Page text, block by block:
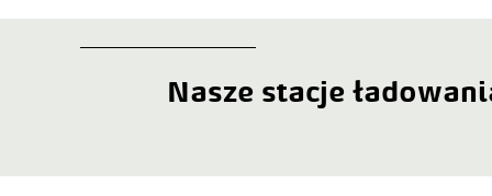
Nasze stacje